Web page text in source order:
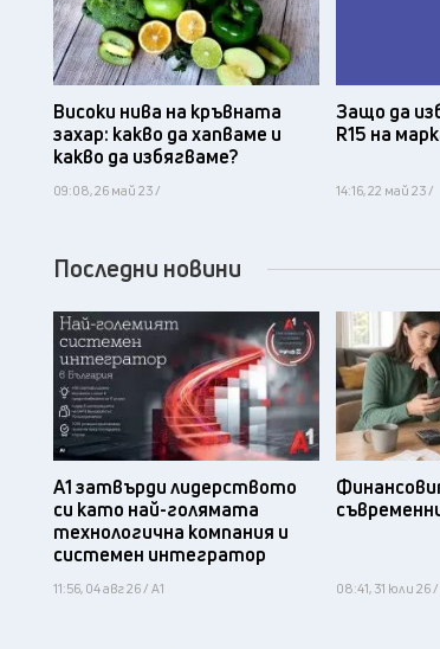
Високи нива на кръвната
захар: какво да хапваме и
какво да избягваме?
09:08, 26 май 23 /
Защо да
R15 на
14:16, 22 май 23 /
Последни новини
А1 затвърди лидерството
си като най-голямата
технологична компания и
системен интегратор
11:56, 04 авг 26 / А1 08:41, 31 юли 26